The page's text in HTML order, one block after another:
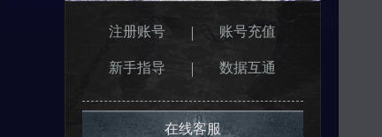
注册账号 账号充值
新手指导 数据互通
在线客服